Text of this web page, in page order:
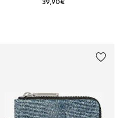
39,90€